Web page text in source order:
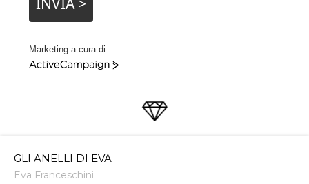
Marketing a cura di
ActiveCampaign
GLI ANELLI DI EVA
Eva Franceschini